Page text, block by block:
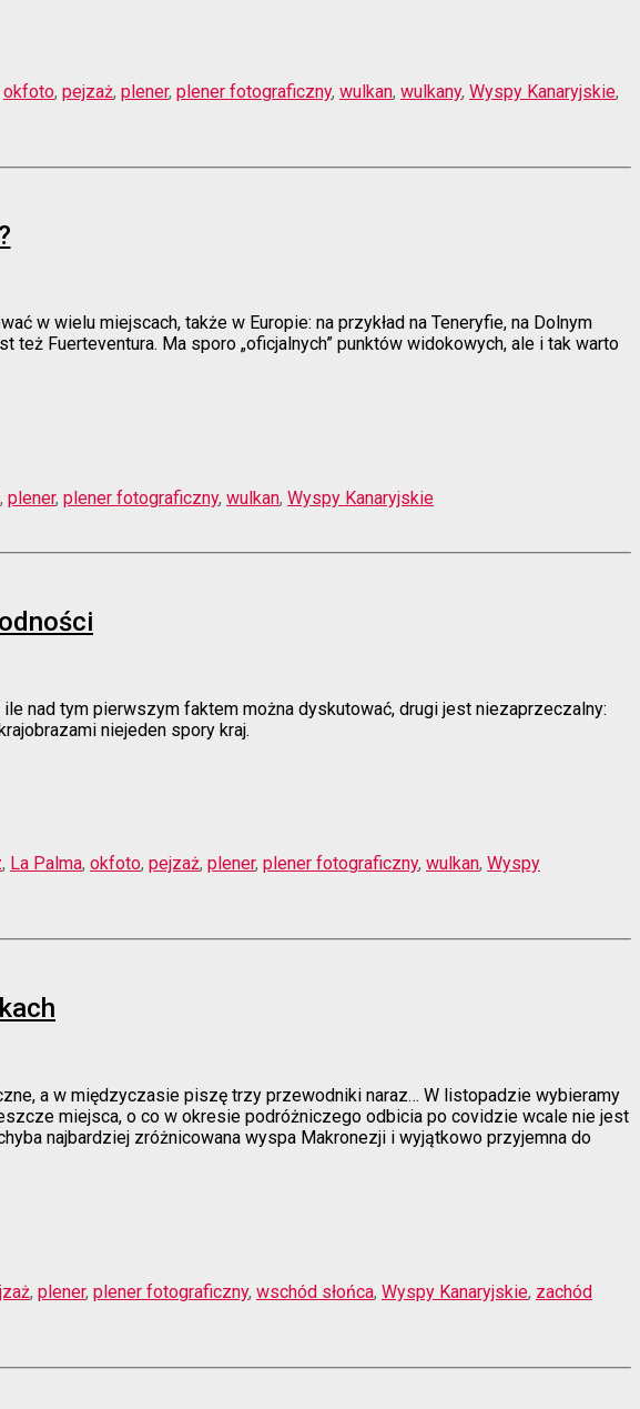
okfoto, pejzaż, plener, plener fotograficzny, wulkan, wulkany, Wyspy Kanaryjskie,
w wielu miejscach, także w Europie: na przykład na Teneryfie, na Dolnym
Fuerteventura. Ma sporo „oficjalnych” punktów widokowych, ale i tak warto
, plener, plener fotograficzny, wulkan, Wyspy Kanaryjskie
ile nad tym pierwszym faktem można dyskutować, drugi jest niezaprzeczalny:
niejeden spory kraj.
, La Palma, okfoto, pejzaż, plener, plener fotograficzny, wulkan, Wyspy
a w międzyczasie piszę trzy przewodniki naraz… W listopadzie wybieramy
miejsca, o co w okresie podróżniczego odbicia po covidzie wcale nie jest
najbardziej zróżnicowana wyspa Makronezji i wyjątkowo przyjemna do
, plener, plener fotograficzny, wschód słońca, Wyspy Kanaryjskie, zachód